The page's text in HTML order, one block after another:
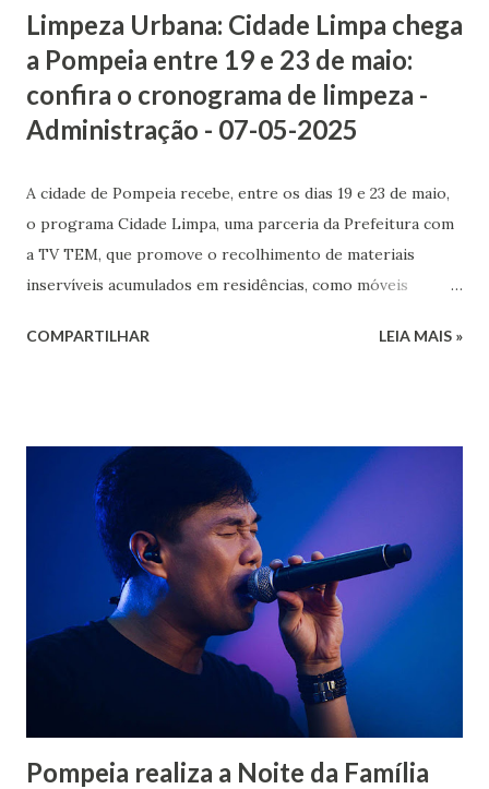
Limpeza Urbana: Cidade Limpa chega
a Pompeia entre 19 e 23 de maio:
confira o cronograma de limpeza -
Administração - 07-05-2025
A cidade de Pompeia recebe, entre os dias 19 e 23 de maio,
o programa Cidade Limpa, uma parceria da Prefeitura com
a TV TEM, que promove o recolhimento de materiais
inservíveis acumulados em residências, como móveis
utilidade. O objetivo do programa é contribuir para a
ambiente. A Prefeitura orienta os moradores a colocarem
os materiais em frente às casas sempre no dia anterior à
passagem do caminhão pelo bairro, para garantir que tudo
seja recolhido no momento correto. Confira o cronograma
completo: 19 de maio Jardim José Januário, Jardim das
Cerejeiras, Octávio Lacombe, Jardim das Acácias, Tufic
Baracat 20 de maio Jardim América I e II, Odilon Martins
Cruz, Olmira Pereira de Carvalho, Provence I e II, Núcleo
JK, Vila de Novo Cravinhos 21 de maio Jardim Primavera,
Fl...
COMPARTILHAR LEIA MAIS »
Pompeia realiza a Noite da Família